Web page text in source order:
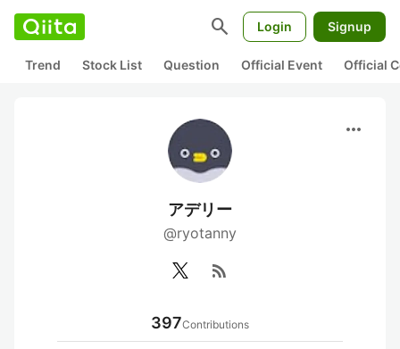
search Login Signup
Trend Stock List Question Official Event Official
more_horiz
アデリー
@ryotanny
rss_feed
397Contributions